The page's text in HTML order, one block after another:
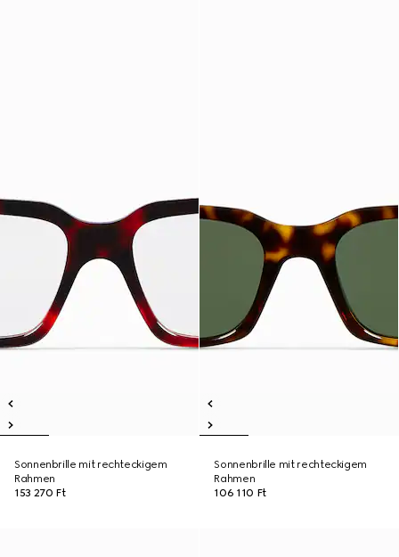
Sonnenbrille mit rechteckigem
Rahmen
153 270 Ft
Sonnenbrille mit rechteckigem
Rahmen
106 110 Ft